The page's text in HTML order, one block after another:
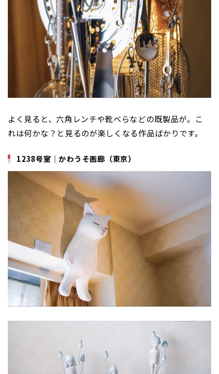
よく見ると、六角レンチや靴べらなどの既製品が。こ
れは何かな？と見るのが楽しくなる作品ばかりです。
1238号室｜かわうそ画廊（東京）